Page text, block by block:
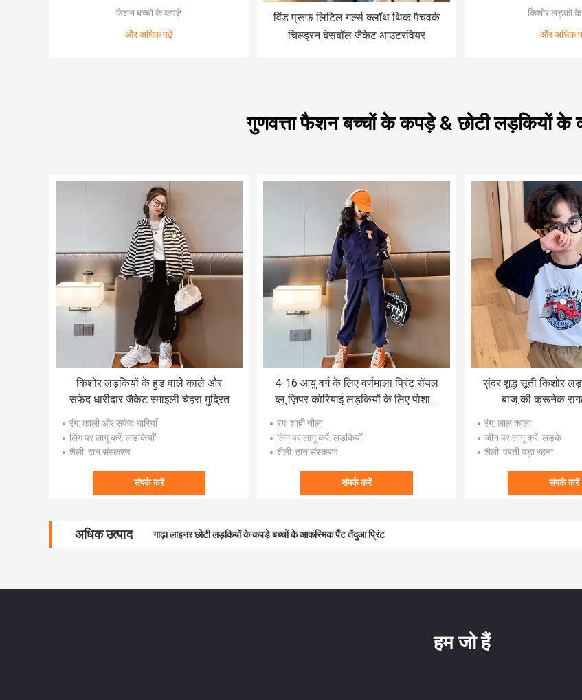
फैशन बच्चों के कपड़े
और अधिक पढ़ें
विंड प्रूफ लिटिल गर्ल्स क्लॉथ थिक पैचवर्क
चिल्ड्रन बेसबॉल जैकेट आउटरवियर
किशोर लड़कों
और अधिक
गुणवत्ता फैशन बच्चों के कपड़े & छोटी लड़कियों के
किशोर लड़कियों के हुड वाले काले और
सफेद धारीदार जैकेट स्माइली चेहरा मुद्रित
रंग: काली और सफेद धारियाँ
लिंग पर लागू करें: लड़कियाँ'
शैली: हान संस्करण
संपर्क करें
4-16 आयु वर्ग के लिए वर्णमाला प्रिंट रॉयल
ब्लू ज़िपर कोरियाई लड़कियों के लिए पोशाक
रंग: शाही नीला
लिंग पर लागू करें: लड़कियाँ'
शैली: हान संस्करण
संपर्क करें
सुंदर शुद्ध सूती किशोर
बाजू की क्रूनेक
रंग: लाल काला
जीन पर लागू करें: लड़के
शैली: परती पड़ा रहना
संपर्क करें
अधिक उत्पाद गाढ़ा लाइनर छोटी लड़कियों के कपड़े बच्चों के आकस्मिक पैंट तेंदुआ प्रिंट
हम जो हैं